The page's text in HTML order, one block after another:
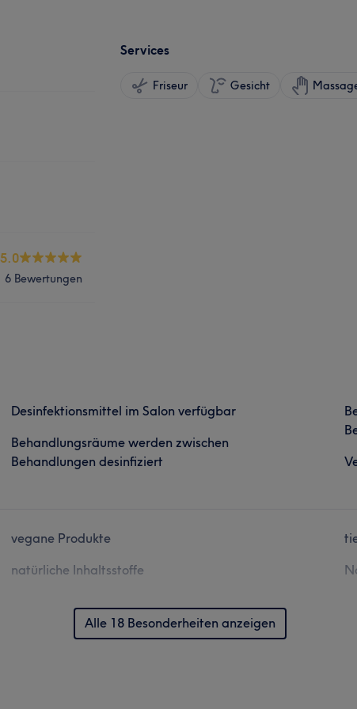
5.0
6 Bewertungen
Services
Friseur Gesicht
Desinfektionsmittel im Salon verfügbar
Behandlungsräume werden zwischen
Behandlungen desinfiziert
vegane Produkte
natürliche Inhaltsstoffe
Alle 18 Besonderheiten anzeigen